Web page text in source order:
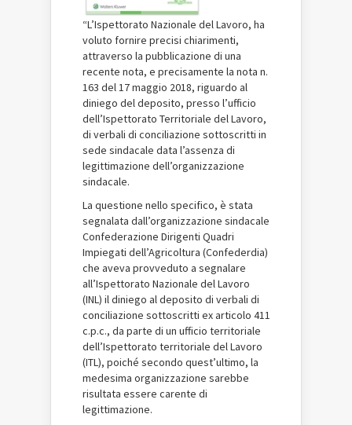
“L’Ispettorato Nazionale del Lavoro, ha
voluto fornire precisi chiarimenti,
attraverso la pubblicazione di una
recente nota, e precisamente la nota n.
163 del 17 maggio 2018, riguardo al
diniego del deposito, presso l’ufficio
dell’Ispettorato Territoriale del Lavoro,
di verbali di conciliazione sottoscritti in
sede sindacale data l’assenza di
legittimazione dell’organizzazione
sindacale.
La questione nello specifico, è stata
segnalata dall’organizzazione sindacale
Confederazione Dirigenti Quadri
Impiegati dell’Agricoltura (Confederdia)
che aveva provveduto a segnalare
all’Ispettorato Nazionale del Lavoro
(INL) il diniego al deposito di verbali di
conciliazione sottoscritti ex articolo 411
c.p.c., da parte di un ufficio territoriale
dell’Ispettorato territoriale del Lavoro
(ITL), poiché secondo quest’ultimo, la
medesima organizzazione sarebbe
risultata essere carente di
legittimazione.